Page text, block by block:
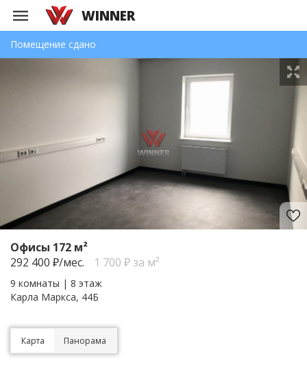
WINNER
Помещение сдано
Офисы 172 м²
292 400 ₽/мес. 1 700 ₽ за м²
9 комнаты | 8 этаж
Карла Маркса, 44Б
Карта Панорама